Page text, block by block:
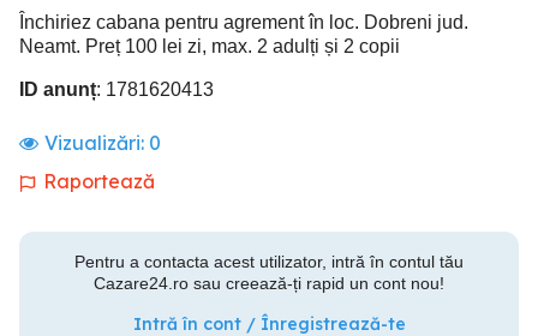
Închiriez cabana pentru agrement în loc. Dobreni jud.
Neamt. Preț 100 lei zi, max. 2 adulți și 2 copii
ID anunț: 1781620413
Vizualizări: 0
Raportează
Pentru a contacta acest utilizator, intră în contul tău
Cazare24.ro sau creează-ți rapid un cont nou!
Intră în cont / Înregistrează-te